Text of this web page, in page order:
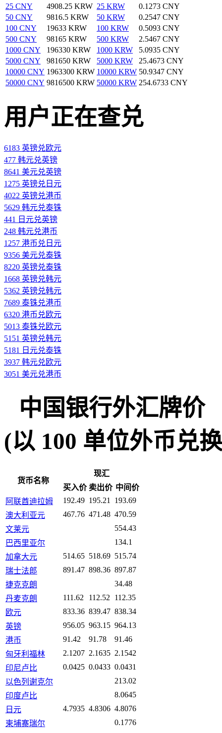
25 CNY
4908.25 KRW 25 KRW
0.1273 CNY
50 CNY
9816.5 KRW 50 KRW
0.2547 CNY
100 CNY
19633 KRW 100 KRW
0.5093 CNY
500 CNY
98165 KRW 500 KRW
2.5467 CNY
1000 CNY
196330 KRW 1000 KRW
5.0935 CNY
5000 CNY
981650 KRW 5000 KRW
25.4673 CNY
10000 CNY 1963300 KRW 10000 KRW 50.9347 CNY
50000 CNY 9816500 KRW 50000 KRW 254.6733 CNY
用户正在查兑
6183 英镑兑欧元
477 韩元兑英镑
8641 美元兑英镑
1275 英镑兑日元
4022 英镑兑港币
5629 韩元兑泰铢
441 日元兑英镑
248 韩元兑港币
1257 港币兑日元
9356 美元兑泰铢
8220 英镑兑泰铢
1668 英镑兑韩元
5362 英镑兑韩元
7689 泰铢兑港币
6320 港币兑欧元
5013 泰铢兑欧元
5151 英镑兑韩元
5181 日元兑泰铢
3937 韩元兑欧元
3051 美元兑港币
中国银行外汇牌价
(以 100 单位外币兑
货币名称
现汇
买入价 卖出价 中间价
阿联酋迪拉姆
192.49 195.21
193.69
澳大利亚元
467.76 471.48 470.59
文莱元
554.43
巴西里亚尔
134.1
加拿大元
514.65 518.69 515.74
瑞士法郎
891.47 898.36 897.87
捷克克朗
34.48
丹麦克朗
111.62 112.52
112.35
欧元
833.36 839.47 838.34
英镑
956.05 963.15 964.13
港币
91.42 91.78
91.46
匈牙利福林
2.1207 2.1635 2.1542
印尼卢比
0.0425 0.0433 0.0431
以色列谢克尔
213.02
印度卢比
8.0645
日元
4.7935 4.8306 4.8076
柬埔寨瑞尔
0.1776